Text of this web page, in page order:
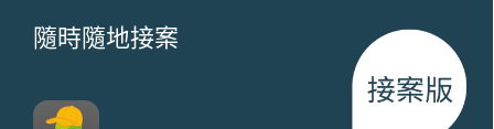
隨時隨地接案